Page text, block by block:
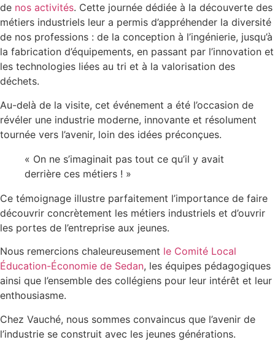
de nos activités. Cette journée dédiée à la découverte des
métiers industriels leur a permis d’appréhender la diversité
de nos professions : de la conception à l’ingénierie, jusqu’à
la fabrication d’équipements, en passant par l’innovation et
les technologies liées au tri et à la valorisation des
déchets.
Au-delà de la visite, cet événement a été l’occasion de
révéler une industrie moderne, innovante et résolument
tournée vers l’avenir, loin des idées préconçues.
« On ne s’imaginait pas tout ce qu’il y avait
derrière ces métiers ! »
Ce témoignage illustre parfaitement l’importance de faire
découvrir concrètement les métiers industriels et d’ouvrir
les portes de l’entreprise aux jeunes.
Nous remercions chaleureusement le Comité Local
Éducation-Économie de Sedan, les équipes pédagogiques
ainsi que l’ensemble des collégiens pour leur intérêt et leur
enthousiasme.
Chez Vauché, nous sommes convaincus que l’avenir de
l’industrie se construit avec les jeunes générations.